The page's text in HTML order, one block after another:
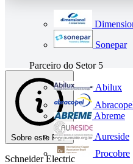
Sonepar
Parceiro do Setor 5
Abilux
Abreme
Aureside
Procobre
Sobre este PDF
Schneider Electric